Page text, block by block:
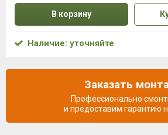
В корзину
Наличие: уточняйте
Заказать
Профессионально
и предоставим гарантию